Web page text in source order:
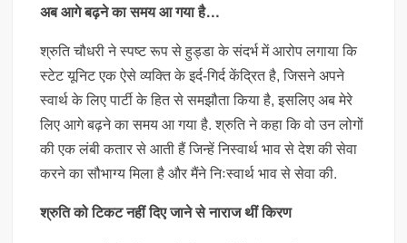
अब आगे बढ़ने का समय आ गया है…
श्रुति चौधरी ने स्पष्ट रूप से हुड्डा के संदर्भ में आरोप लगाया कि
स्टेट यूनिट एक ऐसे व्यक्ति के इर्द-गिर्द केंद्रित है, जिसने अपने
स्वार्थ के लिए पार्टी के हित से समझौता किया है, इसलिए अब मेरे
लिए आगे बढ़ने का समय आ गया है. श्रुति ने कहा कि वो उन लोगों
की एक लंबी कतार से आती हैं जिन्हें निस्वार्थ भाव से देश की सेवा
करने का सौभाग्य मिला है और मैंने निःस्वार्थ भाव से सेवा की.
श्रुति को टिकट नहीं दिए जाने से नाराज थीं किरण